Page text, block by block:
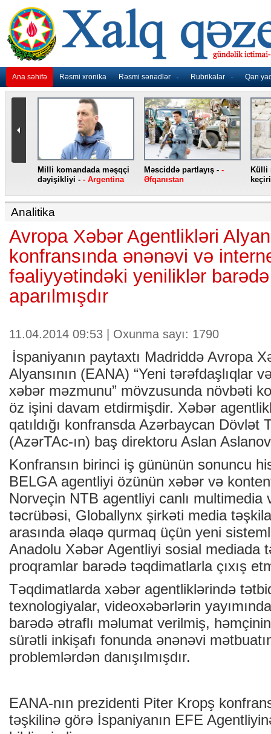
Ana səhifə Rəsmi xronika Rəsmi sənədlər Rubrikalar Qan
Milli komandada məşqçi
dəyişikliyi - - Argentina
Məsciddə partlayış - -
Əfqanıstan
Külli
Analitika
Avropa Xəbər Agentlikləri
konfransında ənənəvi və
fəaliyyətindəki yeniliklər
aparılmışdır
11.04.2014 09:53 | Oxunma sayı: 1790
İspaniyanın paytaxtı Madriddə Avropa
Alyansının (EANA) “Yeni tərəfdaşlıqlar
xəbər məzmunu” mövzusunda növbəti
öz işini davam etdirmişdir. Xəbər
qatıldığı konfransda Azərbaycan Dövlət
(AzərTAc-ın) baş direktoru Aslan
Konfransın birinci iş gününün sonuncu
BELGA agentliyi özünün xəbər və
Norveçin NTB agentliyi canlı multimedia
təcrübəsi, Globallynx şirkəti media
arasında əlaqə qurmaq üçün yeni
Anadolu Xəbər Agentliyi sosial mediada
proqramlar barədə təqdimatlarla çıxış
Təqdimatlarda xəbər agentliklərində
texnologiyalar, videoxəbərlərin
barədə ətraflı məlumat verilmiş,
sürətli inkişafı fonunda ənənəvi
problemlərdən danışılmışdır.
EANA-nın prezidenti Piter Kropş
təşkilinə görə İspaniyanın EFE